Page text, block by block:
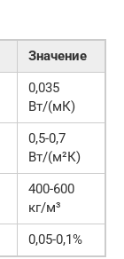
Значение
0,035
Вт/(мК)
0,5-0,7
Вт/(м²К)
400-600
кг/м³
0,05-0,1%